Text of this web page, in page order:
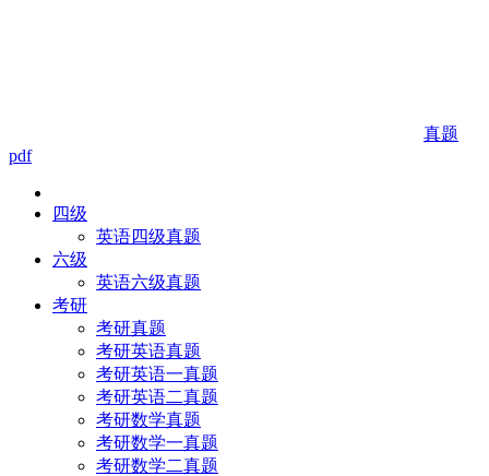
真题
pdf
四级
英语四级真题
六级
英语六级真题
考研
考研真题
考研英语真题
考研英语一真题
考研英语二真题
考研数学真题
考研数学一真题
考研数学二真题